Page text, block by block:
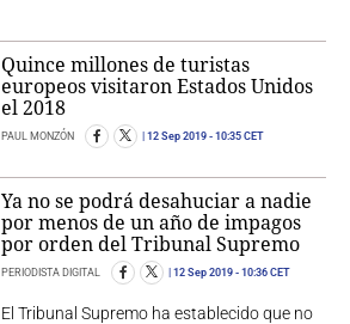
Quince millones de turistas
europeos visitaron Estados Unidos
el 2018
PAUL MONZÓN 12 Sep 2019 - 10:35 CET
Ya no se podrá desahuciar a nadie
por menos de un año de impagos
por orden del Tribunal Supremo
PERIODISTA DIGITAL 12 Sep 2019 - 10:36 CET
El Tribunal Supremo ha establecido que no